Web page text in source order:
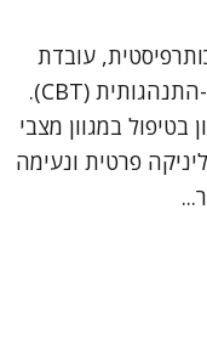
עובדת
סוציאלית קלינית ומטפלת קוגניטיבית-התנהגותית (CBT).
ל-20 שנות ניסיון בטיפול במגוון מצבי
פרטית ונעימה